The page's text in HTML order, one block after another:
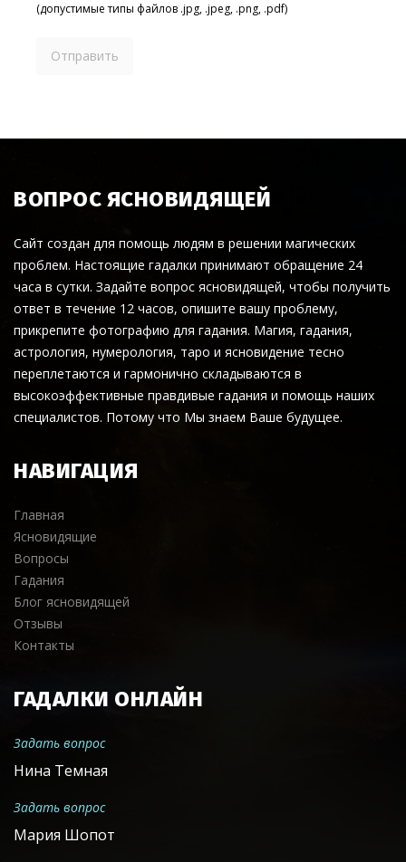
(допустимые типы файлов .jpg, .jpeg, .png, .pdf)
ВОПРОС ЯСНОВИДЯЩЕЙ
Сайт создан для помощь людям в решении магических
проблем. Настоящие гадалки принимают обращение 24
часа в сутки. Задайте вопрос ясновидящей, чтобы получить
ответ в течение 12 часов, опишите вашу проблему,
прикрепите фотографию для гадания. Магия, гадания,
астрология, нумерология, таро и ясновидение тесно
переплетаются и гармонично складываются в
высокоэффективные правдивые гадания и помощь наших
специалистов. Потому что Мы знаем Ваше будущее.
НАВИГАЦИЯ
Главная
Ясновидящие
Вопросы
Гадания
Блог ясновидящей
Отзывы
Контакты
ГАДАЛКИ ОНЛАЙН
Задать вопрос
Нина Темная
Задать вопрос
Мария Шопот